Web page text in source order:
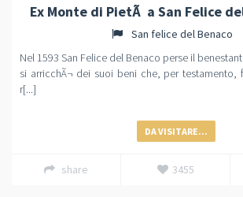
Ex Monte di PietÃ a San Felice
San felice del Benaco
Nel 1593 San Felice del Benaco perse il
si arricchÃ¬ dei suoi beni che, per testamento,
r[...]
DA VISITARE...
share 3455